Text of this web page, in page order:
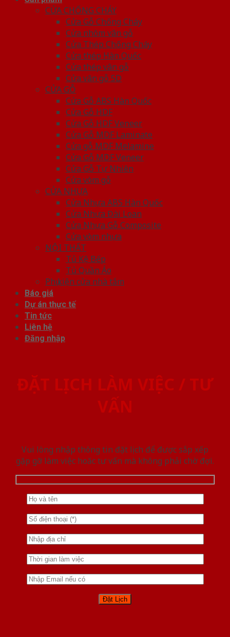
CỬA CHỐNG CHÁY
Cửa Gỗ Chống Cháy
Cửa nhôm vân gỗ
Cửa Thép Chống Cháy
Cửa thép Hàn Quốc
Cửa thép vân gỗ
Cửa vân gỗ 5D
CỬA GỖ
Cửa Gỗ ABS Hàn Quốc
Cửa Gỗ HDF
Cửa Gỗ HDF Veneer
Cửa Gỗ MDF Laminate
Cửa gỗ MDF Melamine
Cửa Gỗ MDF Veneer
Cửa Gỗ Tự Nhiên
Cửa vòm gỗ
CỬA NHỰA
Cửa Nhựa ABS Hàn Quốc
Cửa Nhựa Đài Loan
Cửa Nhựa Gỗ Composite
Cửa vòm nhựa
NỘI THẤT
Tủ Kệ Bếp
Tủ Quần Áo
Phụ kiện cửa nhà tắm
Báo giá
Dự án thực tế
Tin tức
Liên hệ
Đăng nhập
ĐẶT LỊCH LÀM VIỆC / TƯ
VẤN
Vui lòng nhập thông tin đặt lịch để được sắp xếp
gặp gỡ làm việc hoăc tư vấn mà không phải chờ đợi.